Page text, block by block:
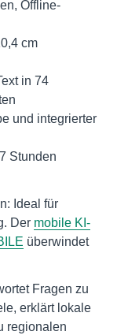
Offline-
cm
in 74
und integrierter
Stunden
Ideal für
Der mobile KI-
überwindet
Fragen zu
erklärt lokale
regionalen